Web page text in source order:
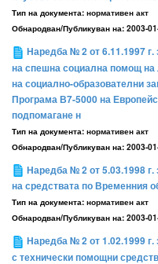
Тип на документа: нормативен акт
Обнародван/Публикуван на: 2003-
Наредба № 2 от 6.11.1997 г.
на спешна социална помощ на
на социално-образователни
Програма В7-5000 на
подпомагане н
Тип на документа: нормативен акт
Обнародван/Публикуван на: 2003-
Наредба № 2 от 5.03.1998 г.
на средствата по Временния
Тип на документа: нормативен акт
Обнародван/Публикуван на: 2003-
Наредба № 2 от 1.02.1999 г.
с технически помощни